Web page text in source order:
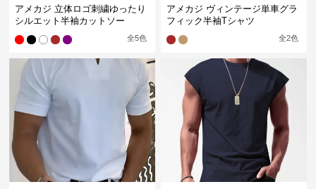
アメカジ 立体ロゴ刺繍ゆったり
シルエット半袖カットソー
全5色
アメカジ ヴィンテージ単車グラ
フィック半袖Tシャツ
全2色